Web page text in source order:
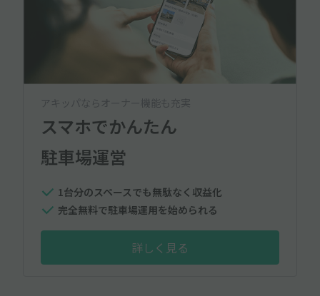
アキッパならオーナー機能も充実
スマホでかんたん
駐車場運営
1台分のスペースでも無駄なく収益化
完全無料で駐車場運用を始められる
詳しく見る